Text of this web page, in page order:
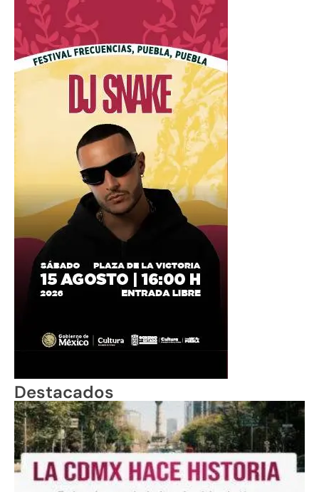
Destacados